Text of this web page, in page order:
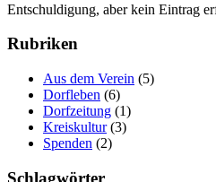
Entschuldigung, aber kein Eintrag
Rubriken
Aus dem Verein (5)
Dorfleben (6)
Dorfzeitung (1)
Kreiskultur(3)
Spenden (2)
Schlagwörter